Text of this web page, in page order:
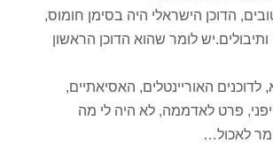
הדוכן הישראלי היה בסימן חומוס,
לומר שהוא הדוכן הראשון
לדוכנים האוריינטלים, האסיאתיים,
פרט לאדממה, לא היה לי מה
לאכול…